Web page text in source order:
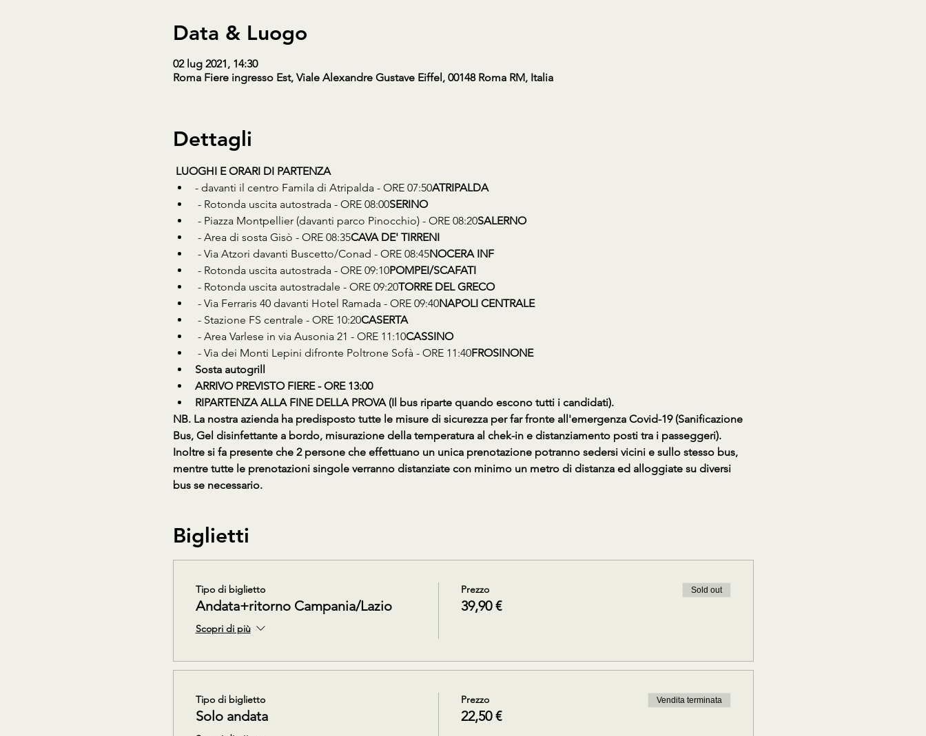
Data & Luogo
02 lug 2021, 14:30
Roma Fiere ingresso Est, Viale Alexandre Gustave Eiffel, 00148 Roma RM, Italia
Dettagli
LUOGHI E ORARI DI PARTENZA
- davanti il centro Famila di Atripalda - ORE 07:50ATRIPALDA
- Rotonda uscita autostrada - ORE 08:00SERINO
- Piazza Montpellier (davanti parco Pinocchio) - ORE 08:20SALERNO
- Area di sosta Gisò - ORE 08:35CAVA DE' TIRRENI
- Via Atzori davanti Buscetto/Conad - ORE 08:45NOCERA INF
- Rotonda uscita autostrada - ORE 09:10POMPEI/SCAFATI
- Rotonda uscita autostradale - ORE 09:20TORRE DEL GRECO
- Via Ferraris 40 davanti Hotel Ramada - ORE 09:40NAPOLI CENTRALE
- Stazione FS centrale - ORE 10:20CASERTA
- Area Varlese in via Ausonia 21 - ORE 11:10CASSINO
- Via dei Monti Lepini difronte Poltrone Sofà - ORE 11:40FROSINONE
Sosta autogrill
ARRIVO PREVISTO FIERE - ORE 13:00
RIPARTENZA ALLA FINE DELLA PROVA (Il bus riparte quando escono tutti i candidati).
NB. La nostra azienda ha predisposto tutte le misure di sicurezza per far fronte all'emergenza Covid-19 (Sanificazione
Bus, Gel disinfettante a bordo, misurazione della temperatura al chek-in e distanziamento posti tra i passeggeri).
Inoltre si fa presente che 2 persone che effettuano un unica prenotazione potranno sedersi vicini e sullo stesso bus,
mentre tutte le prenotazioni singole verranno distanziate con minimo un metro di distanza ed alloggiate su diversi
bus se necessario.
Biglietti
Tipo di biglietto
Andata+ritorno Campania/Lazio
Scopri di più
Prezzo
39,90 €
Sold out
Tipo di biglietto
Solo andata
Prezzo
22,50 €
Vendita terminata